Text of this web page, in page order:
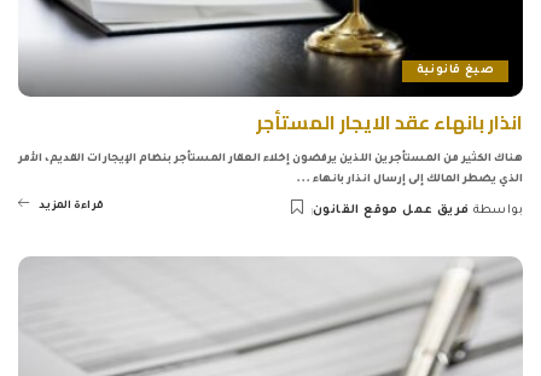
صيغ قانونية
انذار بانهاء عقد الايجار المستأجر
هناك الكثير من المستأجرين اللذين يرفضون إخلاء العقار المستأجر بنظام الإيجارات القديم، الأمر
الذي يضطر المالك إلى إرسال انذار بانهاء ...
Posted
بواسطة فريق عمل موقع القانون قراءة المزيد